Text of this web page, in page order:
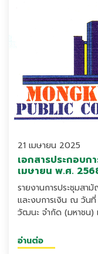
21 เมษายน 2025
เอกสารประกอบ
เมษายน พ.ศ.
รายงานการประชุมส
และงบการเงิน ณ วัน
วัฒนะ จำกัด (มหาชน)
อ่านต่อ